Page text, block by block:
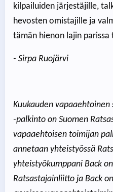
kilpailuiden järjestäjille,
hevosten omistajille ja
tämän hienon lajin parissa
- Sirpa Ruojärvi
Kuukauden vapaaehtoinen
-palkinto on Suomen
vapaaehtoisen toimijan
annetaan yhteistyössä
yhteistyökumppani Back
Ratsastajainliitto ja Back